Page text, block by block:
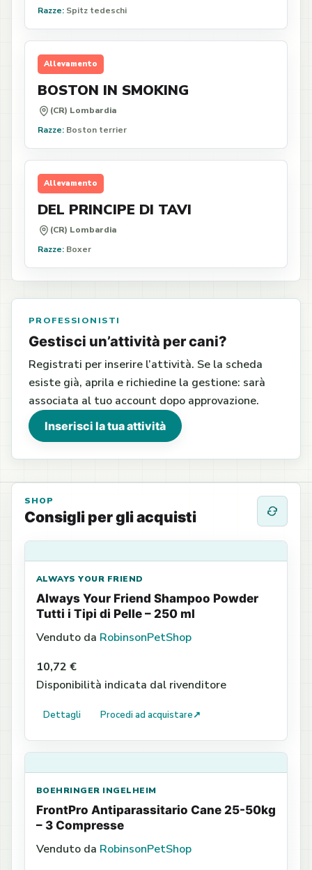
Razze: Spitz tedeschi
Allevamento
BOSTON IN SMOKING
(CR) Lombardia
Razze: Boston terrier
Allevamento
DEL PRINCIPE DI TAVI
(CR) Lombardia
Razze: Boxer
PROFESSIONISTI
Gestisci un’attività per cani?
Registrati per inserire l’attività. Se la scheda
esiste già, aprila e richiedine la gestione: sarà
associata al tuo account dopo approvazione.
Inserisci la tua attività
SHOP
Consigli per gli acquisti
ALWAYS YOUR FRIEND
Always Your Friend Shampoo Powder
Tutti i Tipi di Pelle – 250 ml
Venduto da RobinsonPetShop
10,72 €
Disponibilità indicata dal rivenditore
Dettagli Procedi ad acquistare↗
BOEHRINGER INGELHEIM
FrontPro Antiparassitario Cane 25-50kg
– 3 Compresse
Venduto da RobinsonPetShop